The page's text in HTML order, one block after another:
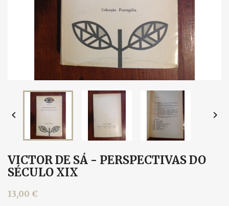
 
VICTOR DE SÁ - PERSPECTIVAS DO
SÉCULO XIX
13,00 €